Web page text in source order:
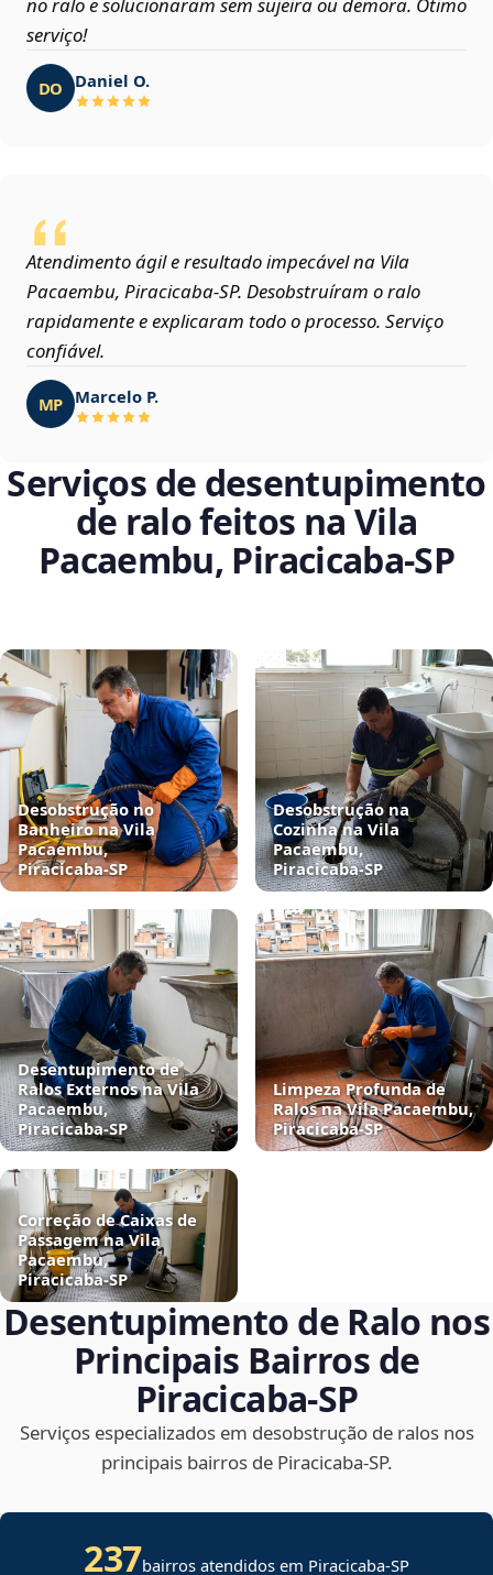
no ralo e solucionaram sem sujeira ou demora. Ótimo
serviço!
DO Daniel O.
Atendimento ágil e resultado impecável na Vila
Pacaembu, Piracicaba‑SP. Desobstruíram o ralo
rapidamente e explicaram todo o processo. Serviço
confiável.
MP Marcelo P.
Serviços de desentupimento
de ralo feitos na Vila
Pacaembu, Piracicaba‑SP
Desobstrução no
Banheiro na Vila
Pacaembu,
Piracicaba‑SP
Desobstrução na
Cozinha na Vila
Pacaembu,
Piracicaba‑SP
Desentupimento de
Ralos Externos na Vila
Pacaembu,
Piracicaba‑SP
Limpeza Profunda de
Ralos na Vila Pacaembu,
Piracicaba‑SP
Correção de Caixas de
Passagem na Vila
Pacaembu,
Piracicaba‑SP
Desentupimento de Ralo nos
Principais Bairros de
Piracicaba‑SP
Serviços especializados em desobstrução de ralos nos
principais bairros de Piracicaba‑SP.
237bairros atendidos em Piracicaba-SP